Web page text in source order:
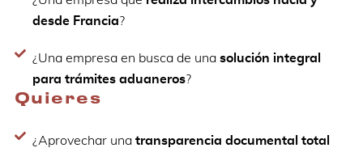
desde Francia?
¿Una empresa en busca de unasolución integral
para trámites aduaneros?
Quieres
¿Aprovechar unatransparencia documental total